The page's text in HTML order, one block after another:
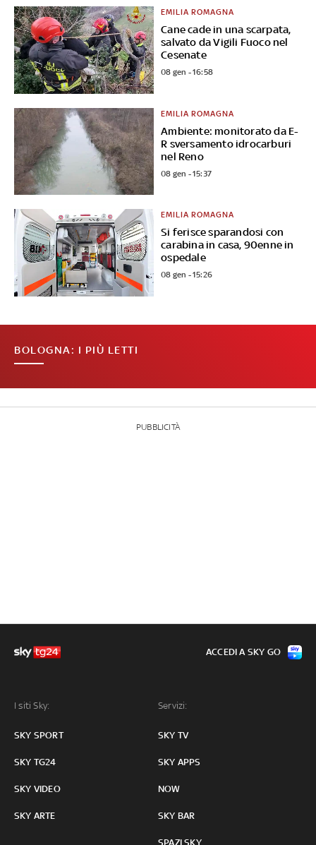
Cane cade in una scarpata,
salvato da Vigili Fuoco nel
Cesenate
EMILIA ROMAGNA
08 gen - 16:58
Ambiente: monitorato da E-
R sversamento idrocarburi
nel Reno
EMILIA ROMAGNA
08 gen - 15:37
Si ferisce sparandosi con
carabina in casa, 90enne in
ospedale
EMILIA ROMAGNA
08 gen - 15:26
BOLOGNA: I PIÙ LETTI
PUBBLICITÀ
I siti Sky:
SKY SPORT
SKY TG24
SKY VIDEO
SKY ARTE
Servizi:
SKY TV
SKY APPS
NOW
SKY BAR
SPAZI SKY
ACCEDI A SKY GO